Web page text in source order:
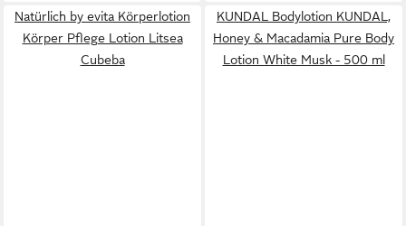
Natürlich by evita Körperlotion
Körper Pflege Lotion Litsea
Cubeba
KUNDAL Bodylotion KUNDAL,
Honey & Macadamia Pure Body
Lotion White Musk - 500 ml